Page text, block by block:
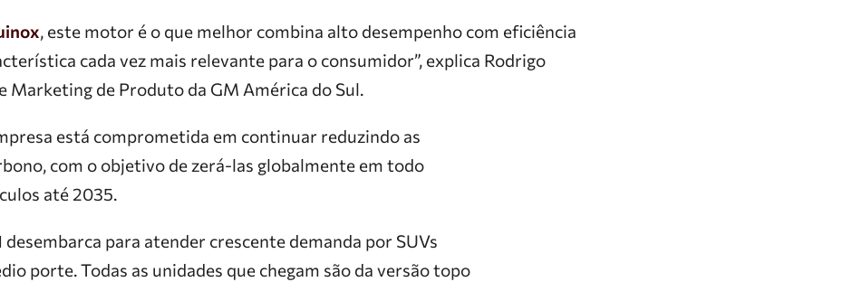
, este motor é o que melhor combina alto desempenho com eficiência
cada vez mais relevante para o consumidor”, explica Rodrigo
Marketing de Produto da GM América do Sul.
está comprometida em continuar reduzindo as
com o objetivo de zerá-las globalmente em todo
até 2035.
desembarca para atender crescente demanda por SUVs
porte. Todas as unidades que chegam são da versão topo